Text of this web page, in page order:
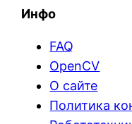
Инфо
FAQ
OpenCV
О сайте
Политика